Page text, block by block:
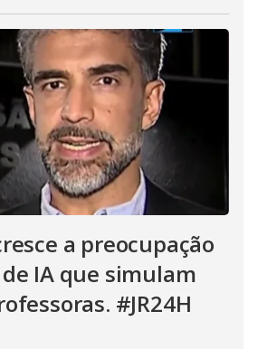
a preocupação
IA que simulam
#JR24H